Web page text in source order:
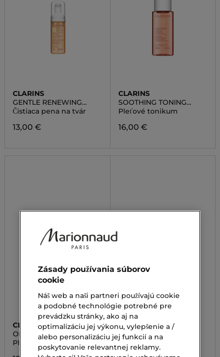
CLARINS
GENTLE RENEWING
CLEANSING MOUSSE
Čistiaca pena na tvár
13,00 €
CLARINS
SOOTHING TONING
LOTION
Pleťové tonikum
16,00 €
CLARINS
ONE-STEP GENTLE
EXFOLIATING CLEANSER
Pleťový peeling
ORLANE
PURETÉ
Čistiaci a odličovací gél
pre mastnú pleť
Zásady používania súborov
cookie
Náš web a naši partneri používajú cookie
a podobné technológie potrebné pre
prevádzku stránky, ako aj na
optimalizáciu jej výkonu, vylepšenie a /
alebo personalizáciu jej funkcií a na
poskytovanie relevantnej reklamy.